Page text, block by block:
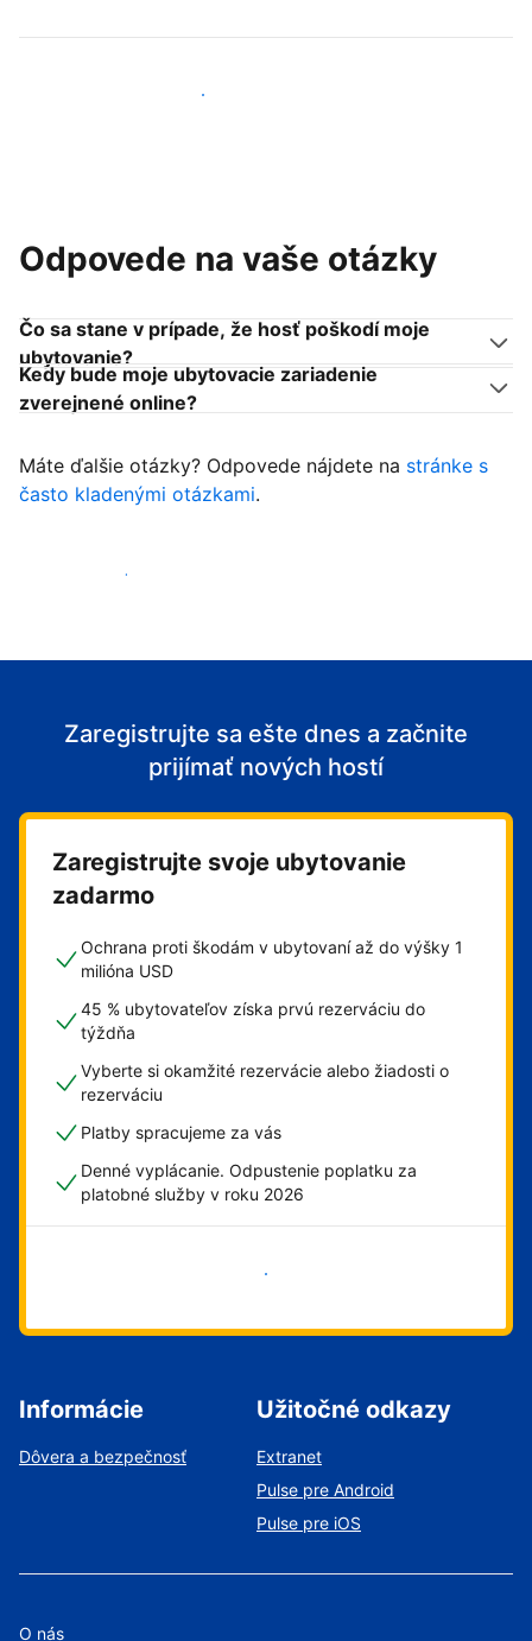
Pridať sa k podobným ubytovateľom
Odpovede na vaše otázky
Čo sa stane v prípade, že hosť poškodí moje
ubytovanie?
Kedy bude moje ubytovacie zariadenie
zverejnené online?
Máte ďalšie otázky? Odpovede nájdete na stránke s
často kladenými otázkami.
Začať prijímať hostí
Zaregistrujte sa ešte dnes a začnite
prijímať nových hostí
Zaregistrujte svoje ubytovanie
zadarmo
Ochrana proti škodám v ubytovaní až do výšky 1
milióna USD
45 % ubytovateľov získa prvú rezerváciu do
týždňa
Vyberte si okamžité rezervácie alebo žiadosti o
rezerváciu
Platby spracujeme za vás
Denné vyplácanie. Odpustenie poplatku za
platobné služby v roku 2026
Informácie
Dôvera a bezpečnosť
Užitočné odkazy
Extranet
Pulse pre Android
Pulse pre iOS
O nás